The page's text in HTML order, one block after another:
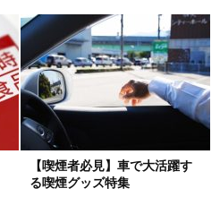
【喫煙者必見】車で大活躍す
る喫煙グッズ特集